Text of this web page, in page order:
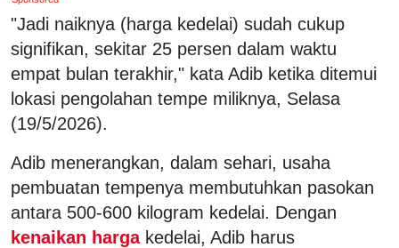
"Jadi naiknya (harga kedelai) sudah cukup
signifikan, sekitar 25 persen dalam waktu
empat bulan terakhir," kata Adib ketika ditemui
lokasi pengolahan tempe miliknya, Selasa
(19/5/2026).
Adib menerangkan, dalam sehari, usaha
pembuatan tempenya membutuhkan pasokan
antara 500-600 kilogram kedelai. Dengan
kenaikan harga kedelai, Adib harus